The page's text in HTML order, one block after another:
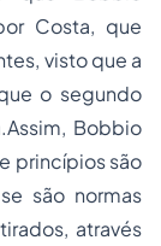
Costa, que
visto que a
o segundo
Bobbio
princípios são
são normas
através